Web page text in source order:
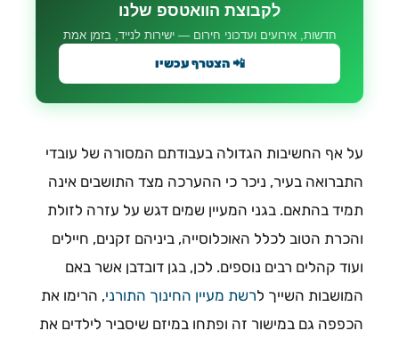
לקבוצת הוואטספ שלנו
חדשות, אירועים ועדכוני חירום — ישירות לנייד, בזמן אמת
📲 הצטרף עכשיו
על אף החשיבות הגדולה בעבודתם המסורה של עובדי
התברואה בעיר, ניכר כי ההערכה מצד התושבים אינה
תמיד בהתאם. בגני המעיין שמים דגש על עזרה לזולת
והכרת הטוב לכלל האוכלוסייה, ביניהם זקנים, חיילים
ועוד קהלים רבים נוספים. לכן, בגן דובדבן אשר באם
המושבות השייך לרשת מעיין החינוך התורני, הרימו את
הכפפה גם במישור זה ופתחו במיזם שיסביר לילדים את